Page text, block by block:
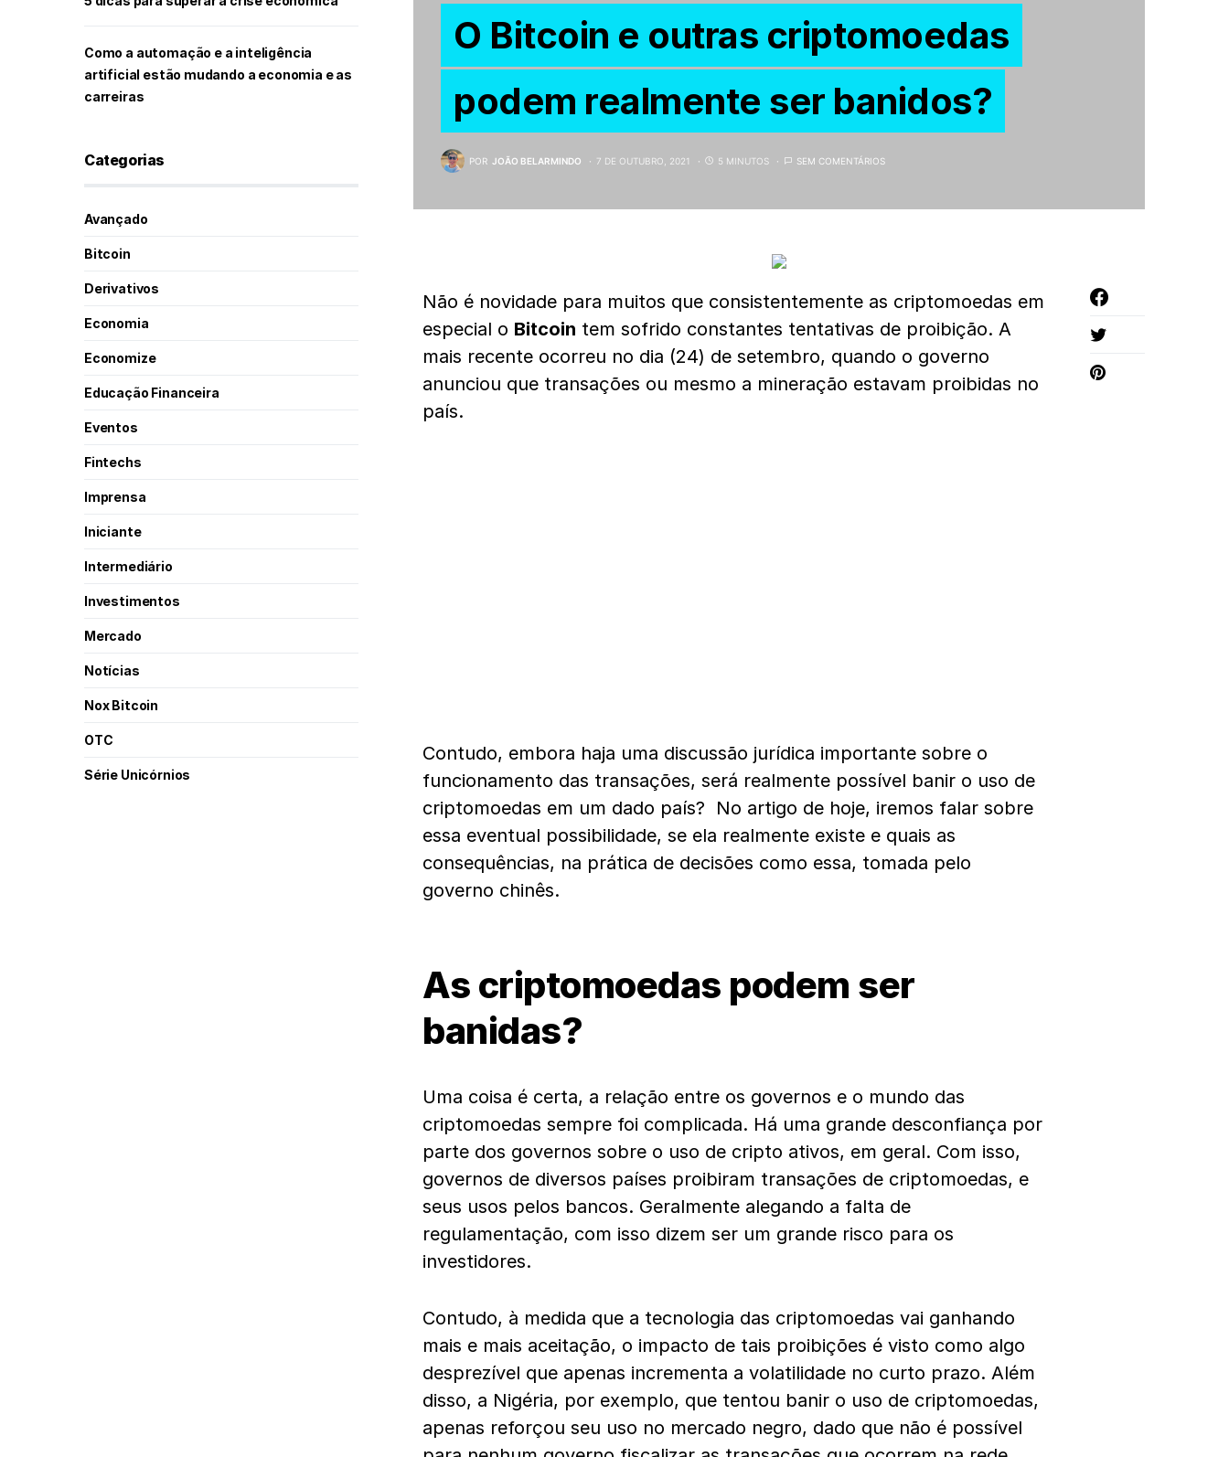
O Bitcoin e outras criptomoedas
podem realmente ser banidos?
POR JOÃO BELARMINDO 7 DE OUTUBRO, 2021 5 MINUTOS SEM COMENTÁRIOS
Não é novidade para muitos que consistentemente as criptomoedas em
especial o Bitcoin tem sofrido constantes tentativas de proibição. A
mais recente ocorreu no dia (24) de setembro, quando o governo
anunciou que transações ou mesmo a mineração estavam proibidas no
país.
Contudo, embora haja uma discussão jurídica importante sobre o
funcionamento das transações, será realmente possível banir o uso de
criptomoedas em um dado país? No artigo de hoje, iremos falar sobre
essa eventual possibilidade, se ela realmente existe e quais as
consequências, na prática de decisões como essa, tomada pelo
governo chinês.
As criptomoedas podem ser
banidas?
Uma coisa é certa, a relação entre os governos e o mundo das
criptomoedas sempre foi complicada. Há uma grande desconfiança por
parte dos governos sobre o uso de cripto ativos, em geral. Com isso,
governos de diversos países proibiram transações de criptomoedas, e
seus usos pelos bancos. Geralmente alegando a falta de
regulamentação, com isso dizem ser um grande risco para os
investidores.
Contudo, à medida que a tecnologia das criptomoedas vai ganhando
mais e mais aceitação, o impacto de tais proibições é visto como algo
desprezível que apenas incrementa a volatilidade no curto prazo. Além
disso, a Nigéria, por exemplo, que tentou banir o uso de criptomoedas,
apenas reforçou seu uso no mercado negro, dado que não é possível
Como a automação e a inteligência
artificial estão mudando a economia e as
carreiras
Categorias
Avançado
Bitcoin
Derivativos
Economia
Economize
Educação Financeira
Eventos
Fintechs
Imprensa
Iniciante
Intermediário
Investimentos
Mercado
Notícias
Nox Bitcoin
OTC
Série Unicórnios